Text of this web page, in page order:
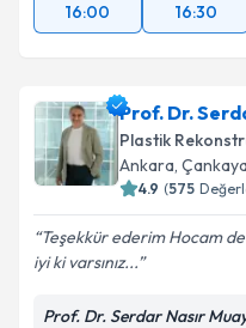
16:00
16:30
Prof. Dr.
Plastik
Ankara, Çankaya
4.9 (575
Teşekkür ederim Hocam
iyi ki varsınız...
Prof. Dr. Serdar Nasır